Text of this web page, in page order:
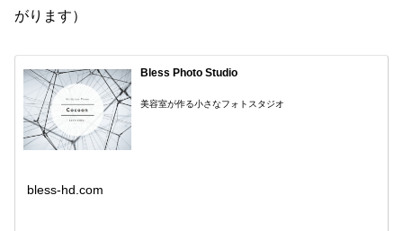
がります）
Bless Photo Studio
美容室が作る小さなフォトスタジオ
bless-hd.com